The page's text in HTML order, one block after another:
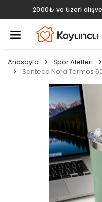
2000₺ ve üzeri
Anasayfa Spor Aletleri
Senteco Nora Termos